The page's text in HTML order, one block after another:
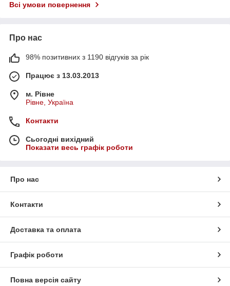
Всі умови повернення
Про нас
98% позитивних з 1190 відгуків за рік
Працює з 13.03.2013
м. Рівне
Рівне, Україна
Контакти
Сьогодні вихідний
Показати весь графік роботи
Про нас
Контакти
Доставка та оплата
Графік роботи
Повна версія сайту